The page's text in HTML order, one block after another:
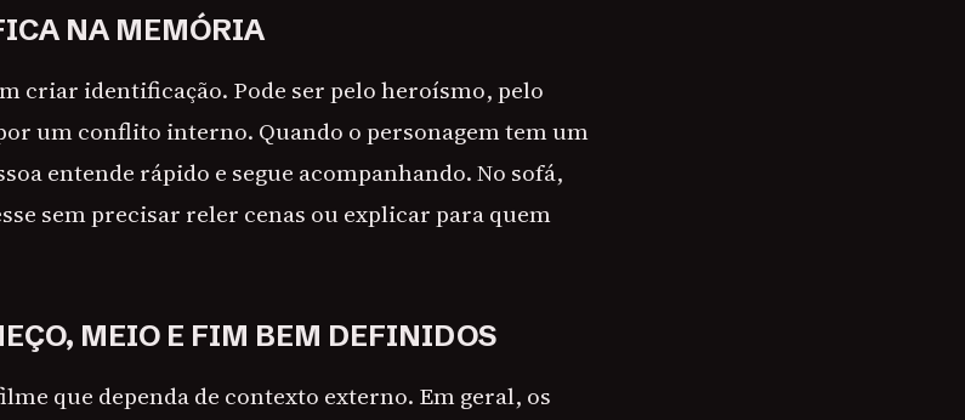
NA MEMÓRIA
criar identificação. Pode ser pelo heroísmo, pelo
um conflito interno. Quando o personagem tem um
entende rápido e segue acompanhando. No sofá,
sem precisar reler cenas ou explicar para quem
MEIO E FIM BEM DEFINIDOS
que dependa de contexto externo. Em geral, os